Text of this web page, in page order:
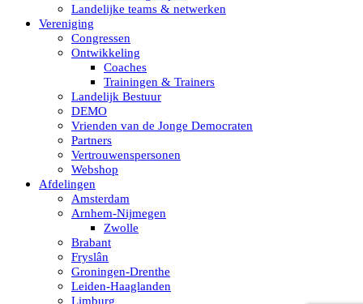
Landelijke teams & netwerken
Vereniging
Congressen
Ontwikkeling
Coaches
Trainingen & Trainers
Landelijk Bestuur
DEMO
Vrienden van de Jonge Democraten
Partners
Vertrouwenspersonen
Webshop
Afdelingen
Amsterdam
Arnhem-Nijmegen
Zwolle
Brabant
Fryslân
Groningen-Drenthe
Leiden-Haaglanden
Limburg